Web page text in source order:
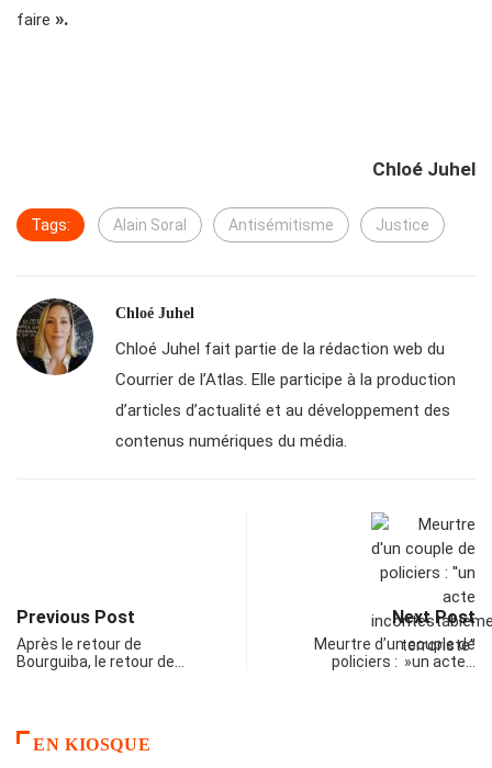
faire ».
Chloé Juhel
Tags: Alain Soral Antisémitisme Justice
Chloé Juhel
Chloé Juhel fait partie de la rédaction web du
Courrier de l’Atlas. Elle participe à la production
d’articles d’actualité et au développement des
contenus numériques du média.
Previous Post
Après le retour de
Bourguiba, le retour de…
Next Post
Meurtre d’un couple de
policiers : »un acte…
EN KIOSQUE